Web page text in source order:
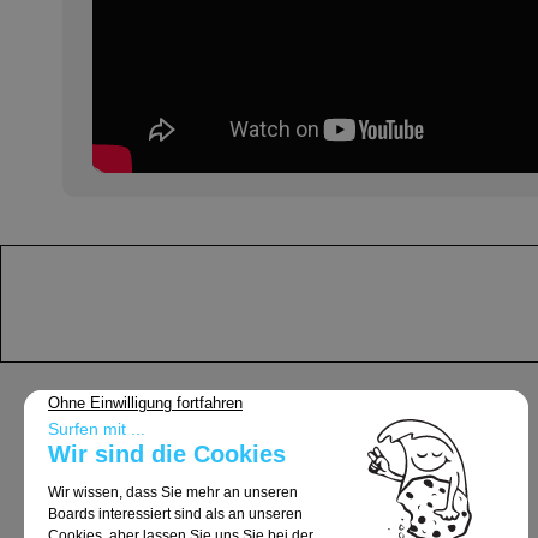
Support
Lieferung und Rücksendungen